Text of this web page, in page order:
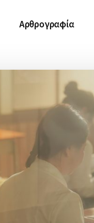
Αρθρογραφία